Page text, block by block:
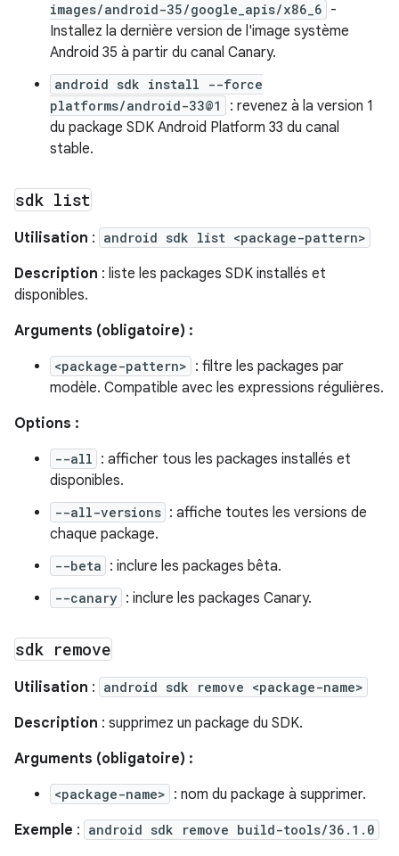
images/android-35/google_apis/x86_6 -
Installez la dernière version de l'image système
Android 35 à partir du canal Canary.
android sdk install --force
platforms/android-33@1
: revenez à la version 1
du package SDK Android Platform 33 du canal
stable.
sdk list
Utilisation : android sdk list <package-pattern>
Description : liste les packages SDK installés et
disponibles.
Arguments (obligatoire) :
<package-pattern> : filtre les packages par
modèle. Compatible avec les expressions régulières.
Options :
--all : afficher tous les packages installés et
disponibles.
--all-versions : affiche toutes les versions de
chaque package.
--beta : inclure les packages bêta.
--canary : inclure les packages Canary.
sdk remove
Utilisation : android sdk remove <package-name>
Description : supprimez un package du SDK.
Arguments (obligatoire) :
<package-name> : nom du package à supprimer.
Exemple : android sdk remove build-tools/36.1.0